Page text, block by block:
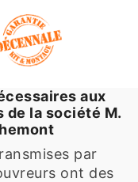
aux
la société M.
par
ont des